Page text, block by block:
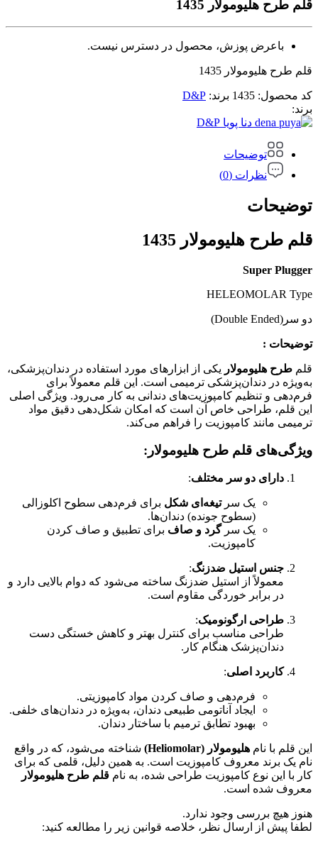
قلم طرح هلیومولار 1435
باعرض پوزش، محصول در دسترس نیست.
قلم طرح هلیومولار 1435
کد محصول: 1435 برند: D&P
برند:
D&P
توضیحات
نظرات (0)
توضیحات
قلم طرح هلیومولار 1435
Super Plugger
HELEOMOLAR Type
دو سر(Double Ended)
توضیحات :
قلم طرح هلیومولار یکی از ابزارهای مورد استفاده در دندان‌پزشکی،
به‌ویژه در دندان‌پزشکی ترمیمی است. این قلم معمولاً برای
فرم‌دهی و تنظیم کامپوزیت‌های دندانی به کار می‌رود. ویژگی اصلی
این قلم، طراحی خاص آن است که امکان شکل‌دهی دقیق مواد
ترمیمی مانند کامپوزیت را فراهم می‌کند.
ویژگی‌های قلم طرح هلیومولار :
دارای دو سر مختلف:
یک سرتیغه‌ای شکل برای فرم‌دهی سطوح اکلوزالی
(سطوح جونده) دندان‌ها.
یک سرگرد و صاف برای تطبیق و صاف کردن
کامپوزیت.
جنس استیل ضدزنگ:
معمولاً از استیل ضدزنگ ساخته می‌شود که دوام بالایی دارد و
در برابر خوردگی مقاوم است.
طراحی ارگونومیک:
طراحی مناسب برای کنترل بهتر و کاهش خستگی دست
دندان‌پزشک هنگام کار.
کاربرد اصلی:
فرم‌دهی و صاف کردن مواد کامپوزیتی.
ایجاد آناتومی طبیعی دندان، به‌ویژه در دندان‌های خلفی.
بهبود تطابق ترمیم با ساختار دندان.
این قلم با نام هلیومولار (Heliomolar)
شناخته می‌شود، که در واقع
نام یک برند معروف کامپوزیت است. به همین دلیل، قلمی که برای
کار با این نوع کامپوزیت طراحی شده، به نام قلم طرح هلیومولار
معروف شده است.
هنوز هیچ بررسی وجود ندارد.
لطفا پیش از ارسال نظر، خلاصه قوانین زیر را مطالعه کنید: